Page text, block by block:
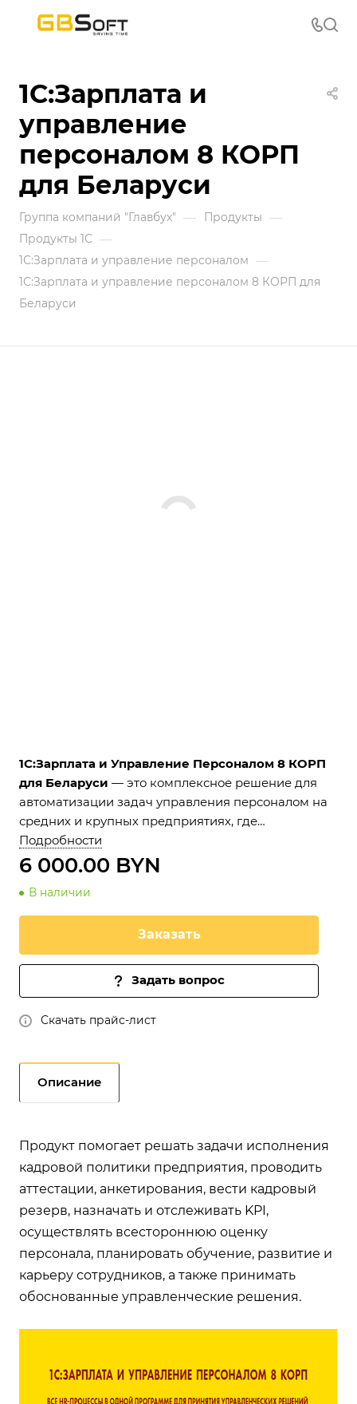
1С:Зарплата и
управление
персоналом 8 КОРП
для Беларуси
Группа компаний "Главбух" — Продукты —
Продукты 1С —
1С:Зарплата и управление персоналом —
1С:Зарплата и управление персоналом 8 КОРП для
Беларуси
1С:Зарплата и Управление Персоналом 8 КОРП
для Беларуси — это комплексное решение для
автоматизации задач управления персоналом на
средних и крупных предприятиях, где
эффективное управление человеческими
ресурсами является необходимым условием
Подробности
6 000.00 BYN
В наличии
Заказать
Задать вопрос
Скачать прайс-лист
Описание
Продукт помогает решать задачи исполнения
кадровой политики предприятия, проводить
аттестации, анкетирования, вести кадровый
резерв, назначать и отслеживать KPI,
осуществлять всестороннюю оценку
персонала, планировать обучение, развитие и
карьеру сотрудников, а также принимать
обоснованные управленческие решения.